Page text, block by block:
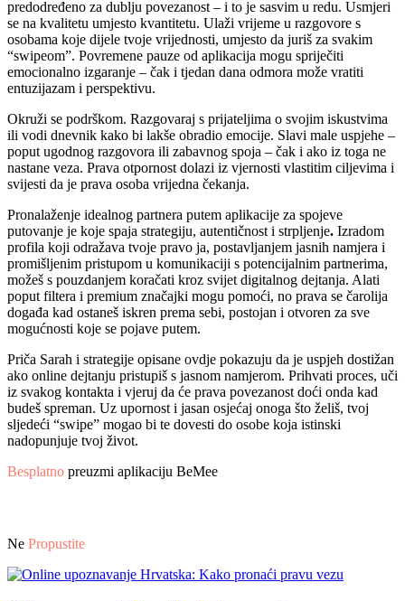
predodređeno za dublju povezanost – i to je sasvim u redu. Usmjeri
se na kvalitetu umjesto kvantitetu. Ulaži vrijeme u razgovore s
osobama koje dijele tvoje vrijednosti, umjesto da juriš za svakim
“swipeom”. Povremene pauze od aplikacija mogu spriječiti
emocionalno izgaranje – čak i tjedan dana odmora može vratiti
entuzijazam i perspektivu.
Okruži se podrškom. Razgovaraj s prijateljima o svojim iskustvima
ili vodi dnevnik kako bi lakše obradio emocije. Slavi male uspjehe –
poput ugodnog razgovora ili zabavnog spoja – čak i ako iz toga ne
nastane veza. Prava otpornost dolazi iz vjernosti vlastitim ciljevima i
svijesti da je prava osoba vrijedna čekanja.
Pronalaženje idealnog partnera putem aplikacije za spojeve
putovanje je koje spaja strategiju, autentičnost i strpljenje. Izradom
profila koji odražava tvoje pravo ja, postavljanjem jasnih namjera i
promišljenim pristupom u komunikaciji s potencijalnim partnerima,
možeš s pouzdanjem koračati kroz svijet digitalnog dejtanja. Alati
poput filtera i premium značajki mogu pomoći, no prava se čarolija
događa kad ostaneš iskren prema sebi, postojan i otvoren za sve
mogućnosti koje se pojave putem.
Priča Sarah i strategije opisane ovdje pokazuju da je uspjeh dostižan
ako online dejtanju pristupiš s jasnom namjerom. Prihvati proces, uči
iz svakog kontakta i vjeruj da će prava povezanost doći onda kad
budeš spreman. Uz upornost i jasan osjećaj onoga što želiš, tvoj
sljedeći “swipe” mogao bi te dovesti do osobe koja istinski
nadopunjuje tvoj život.
Besplatno preuzmi aplikaciju BeMee
Ne Propustite